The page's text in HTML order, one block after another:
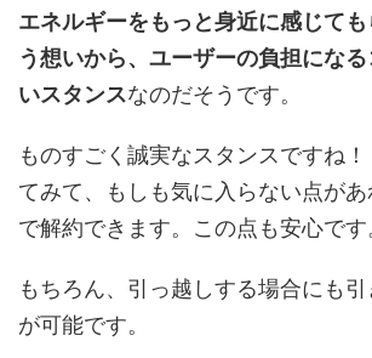
エネルギーをもっと身近に感じて
う想いから、ユーザーの負担にな
いスタンスなのだそうです。
ものすごく誠実なスタンスですね
てみて、もしも気に入らない点が
で解約できます。この点も安心です
もちろん、引っ越しする場合にも
が可能です。